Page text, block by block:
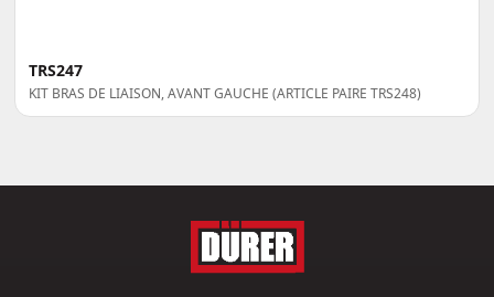
TRS247
KIT BRAS DE LIAISON, AVANT GAUCHE (ARTICLE PAIRE TRS248)